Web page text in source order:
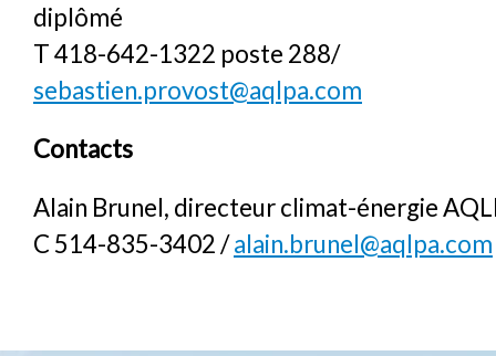
diplômé
T 418-642-1322 poste 288/
sebastien.provost@aqlpa.com
Contacts
Alain Brunel, directeur climat-énergie
C 514-835-3402 /alain.brunel@aqlpa.com